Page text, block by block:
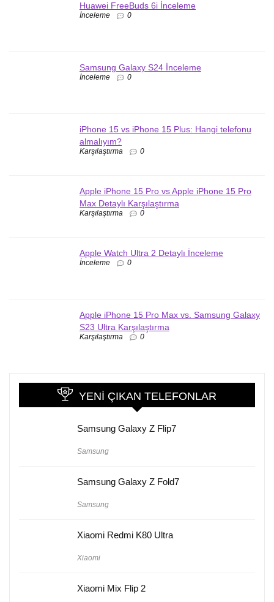
Huawei FreeBuds 6i İnceleme
İnceleme 0
Samsung Galaxy S24 İnceleme
İnceleme 0
iPhone 15 vs iPhone 15 Plus: Hangi telefonu
almalıyım?
Karşılaştırma 0
Apple iPhone 15 Pro vs Apple iPhone 15 Pro
Max Detaylı Karşılaştırma
Karşılaştırma 0
Apple Watch Ultra 2 Detaylı İnceleme
İnceleme 0
Apple iPhone 15 Pro Max vs. Samsung Galaxy
S23 Ultra Karşılaştırma
Karşılaştırma 0
YENI ÇIKAN TELEFONLAR
Samsung Galaxy Z Flip7
Samsung
Samsung Galaxy Z Fold7
Samsung
Xiaomi Redmi K80 Ultra
Xiaomi
Xiaomi Mix Flip 2